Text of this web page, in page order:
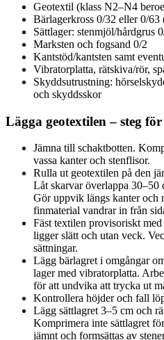
Geotextil (klass N2–N4
Bärlagerkross 0/32 eller 0/
Sättlager: stenmjöl/hårdgrus
Marksten och fogsand 0/2
Kantstöd/kantsten samt
Vibratorplatta, rätskiva/rör,
Skyddsutrustning:
och skyddsskor
Lägga geotextilen – steg för
Jämna till schaktbotten.
vassa kanter och stenflisor.
Rulla ut geotextilen på den
Låt skarvar överlappa 30–50
Gör uppvik längs kanter och
finmaterial vandrar in från
Fäst textilen provisoriskt
ligger slätt och utan veck.
sättningar.
Lägg bärlagret i omgångar
lager med vibratorplatta.
för att undvika att trycka ut
Kontrollera höjder och fall
Lägg sättlagret 3–5 cm och
Komprimera inte sättlagret
jämnt och formsättas av